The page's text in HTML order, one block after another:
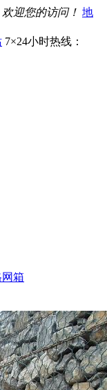
迎您的访问！ 地
7×24小时热线：
箱